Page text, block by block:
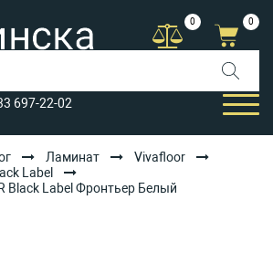
697-22-02
0 0
Ламинат
Vivafloor
Label
Black Label Фронтьер Белый